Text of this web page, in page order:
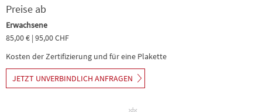
Preise ab
Erwachsene
85,00 € | 95,00 CHF
Kosten der Zertifizierung und für eine Plakette
JETZT UNVERBINDLICH ANFRAGEN